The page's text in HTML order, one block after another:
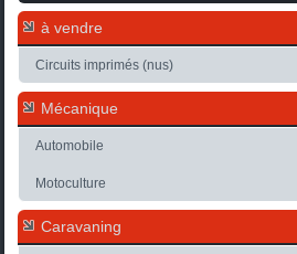
à vendre
Circuits imprimés (nus)
Mécanique
Automobile
Motoculture
Caravaning